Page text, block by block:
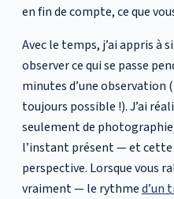
en fin de compte, ce que
Avec le temps, j’ai appris
observer ce qui se passe
minutes d’une observation
toujours possible !). J’ai
seulement de
l’instant présent — et
perspective. Lorsque vous
vraiment — le rythmed’un